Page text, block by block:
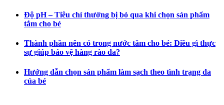
Độ pH – Tiêu chí thường bị bỏ qua khi chọn sản phẩm
tắm cho bé
Thành phần nên có trong nước tắm cho bé: Điều gì thực
sự giúp bảo vệ hàng rào da?
Hướng dẫn chọn sản phẩm làm sạch theo tình trạng da
của bé